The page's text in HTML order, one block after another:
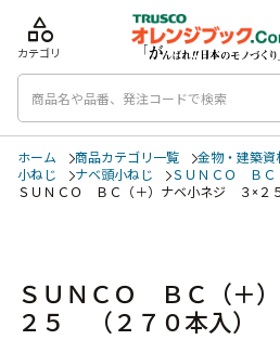
category
カテゴリ
ホーム 商品カテゴリ一覧 金物・建築資
小ねじ
ナベ頭小ねじ
ＳＵＮＣＯ ＢＣ
ＳＵＮＣＯ ＢＣ（＋）ナベ小ネジ ３×
ＳＵＮＣＯ ＢＣ（＋
２５ （２７０本入）